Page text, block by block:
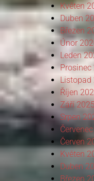
Květen
Duben
Březen
Únor
Leden
Prosinec
Listopad
Říjen
Září
Srpen
Červen
Květen
Duben
Březen